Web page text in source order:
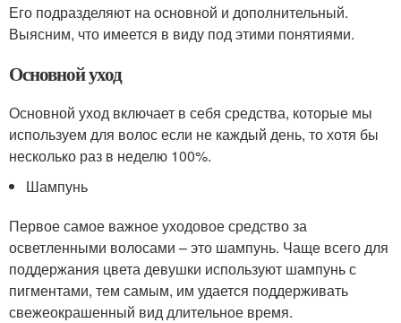
Его подразделяют на основной и дополнительный.
Выясним, что имеется в виду под этими понятиями.
Основной уход
Основной уход включает в себя средства, которые мы
используем для волос если не каждый день, то хотя бы
несколько раз в неделю 100%.
Шампунь
Первое самое важное уходовое средство за
осветленными волосами – это шампунь. Чаще всего для
поддержания цвета девушки используют шампунь с
пигментами, тем самым, им удается поддерживать
свежеокрашенный вид длительное время.